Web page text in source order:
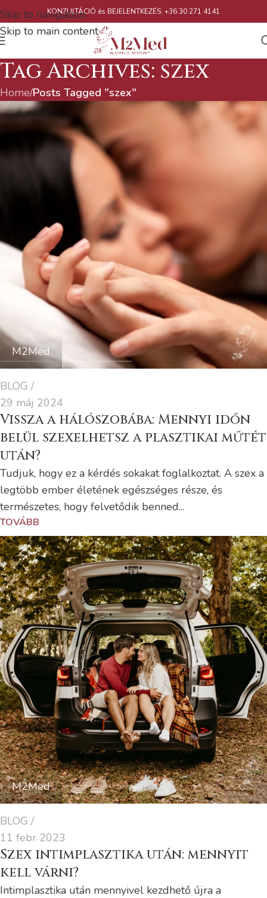
Skip to navigation
Skip to main content
KONZULTÁCIÓ és BEJELENTKEZÉS: +36 30 271 4141
Tag Archives: szex
Home/Posts Tagged "szex"
M2Med
BLOG
29 máj 2024
Vissza a hálószobába: Mennyi időn
belül szexelhetsz a plasztikai műtét
után?
Tudjuk, hogy ez a kérdés sokakat foglalkoztat. A szex a
legtöbb ember életének egészséges része, és
természetes, hogy felvetődik benned...
TOVÁBB
M2Med
BLOG
11 febr 2023
Szex intimplasztika után: mennyit
kell várni?
Intimplasztika után mennyivel kezdhető újra a